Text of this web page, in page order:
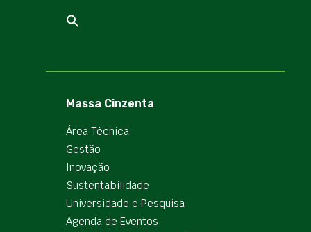
Massa Cinzenta
Área Técnica
Gestão
Inovação
Sustentabilidade
Universidade e Pesquisa
Agenda de Eventos